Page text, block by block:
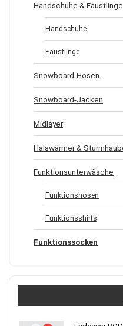
Handschuhe & Fäustlinge
Handschuhe
Fäustlinge
Snowboard-Hosen
Snowboard-Jacken
Midlayer
Halswärmer &
Funktionsunterwäsche
Funktionshosen
Funktionsshirts
Funktionssocken